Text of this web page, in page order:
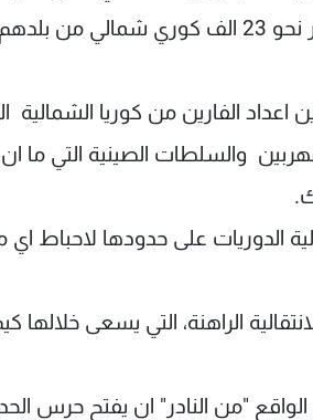
ومنذ انتهاء الحرب الكورية (1950-1953) فر نحو
اعداد الفارين من كوريا الشمالية
والسلطات الصينية التي ما
على حدودها لاحباط اي
الراهنة، التي يسعى خلالها
"من النادر" ان يفتح حرس